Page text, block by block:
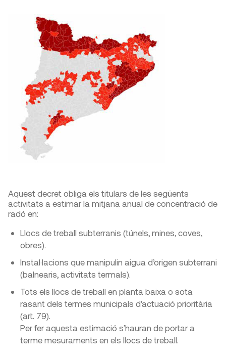
Aquest decret obliga els titulars de les següents
activitats a estimar la mitjana anual de concentració de
radó en:
Llocs de treball subterranis (túnels, mines, coves,
obres).
Instal·lacions que manipulin aigua d’origen subterrani
(balnearis, activitats termals).
Tots els llocs de treball en planta baixa o sota
rasant dels termes municipals d’actuació prioritària
(art. 79).
Per fer aquesta estimació s’hauran de portar a
terme mesuraments en els llocs de treball.